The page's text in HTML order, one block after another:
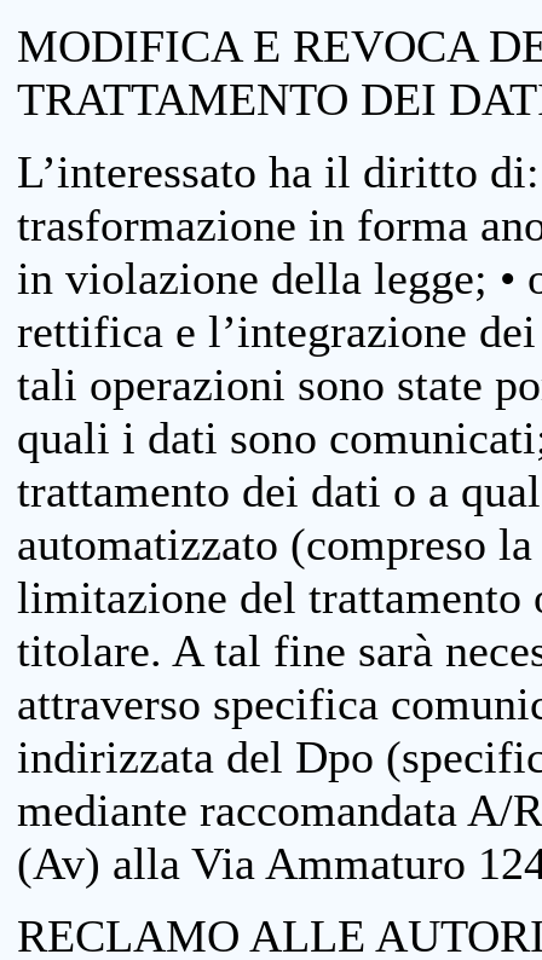
MODIFICA E REVOCA
TRATTAMENTO DEI
L’interessato ha il diritto
trasformazione in forma
in violazione della legge; •
rettifica e l’integrazione
tali operazioni sono state
quali i dati sono
trattamento dei dati o a
automatizzato (compreso
limitazione del trattamento
titolare. A tal fine sarà
attraverso specifica
indirizzata del Dpo
mediante raccomandata
(Av) alla Via Ammaturo
RECLAMO ALLE